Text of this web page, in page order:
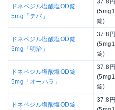
ドネペジル塩酸塩OD錠
5mg「テバ」
37.8円
(5mg1
錠)
ドネペジル塩酸塩OD錠
5mg「明治」
37.8円
(5mg1
錠)
ドネペジル塩酸塩OD錠
5mg「オーハラ」
37.8円
(5mg1
錠)
ドネペジル塩酸塩OD錠
37.8円